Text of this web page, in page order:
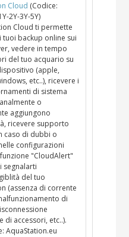
Cloud (Codice:
2Y-3Y-5Y)
Cloud ti permette
tuoi backup online sui
vedere in tempo
del tuo acquario su
(apple,
etc..), ricevere i
di sistema
o
aggiungono
ricevere supporto
caso di dubbi o
configurazioni
"CloudAlert"
segnalarti
del tuo
(assenza di corrente
di
di accessori, etc..).
AquaStation.eu